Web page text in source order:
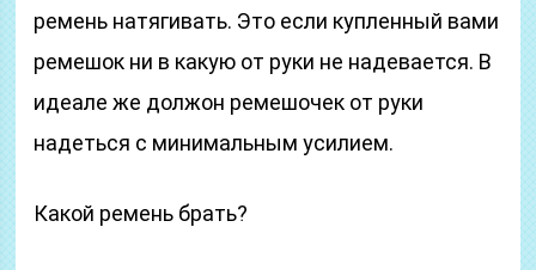
ремень натягивать. Это если купленный вами
ремешок ни в какую от руки не надевается. В
идеале же должон ремешочек от руки
надеться с минимальным усилием.
Какой ремень брать?